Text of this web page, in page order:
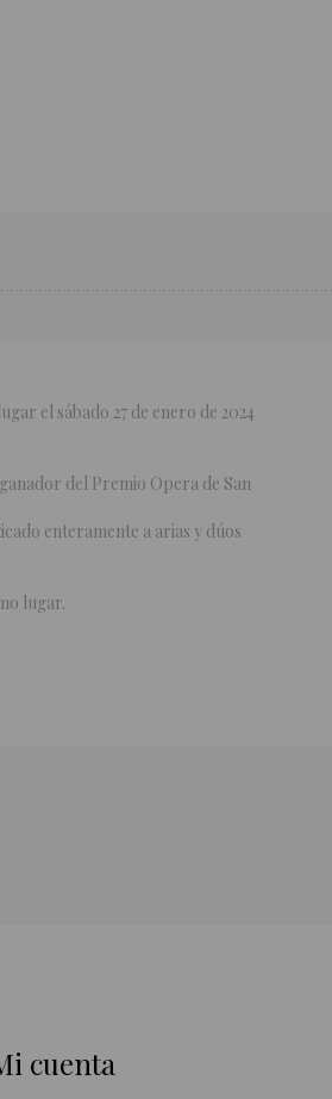
el sábado 27 de enero de 2024
del Premio Opera de San
enteramente a arias y dúos
lugar.
cuenta